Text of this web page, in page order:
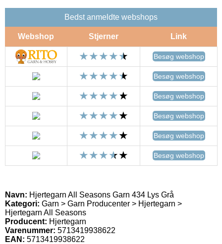
Bedst anmeldte webshops
Webshop Stjerner Link
Besøg webshop
Besøg webshop
Besøg webshop
Besøg webshop
Besøg webshop
Besøg webshop
Navn: Hjertegarn All Seasons Garn 434 Lys Grå
Kategori: Garn > Garn Producenter > Hjertegarn >
Hjertegarn All Seasons
Producent: Hjertegarn
Varenummer: 5713419938622
EAN: 5713419938622